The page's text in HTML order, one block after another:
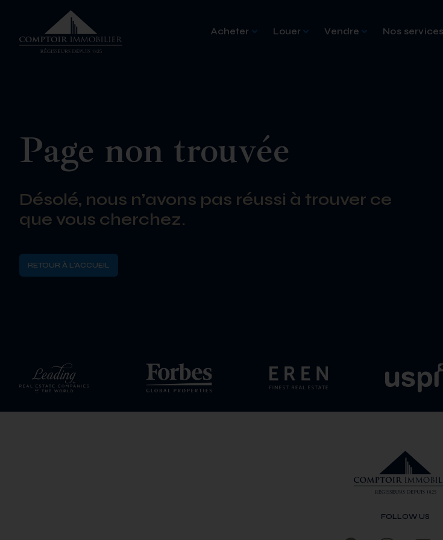
Acheter Louer Vendre Nos services
Page non trouvée
Désolé, nous n’avons pas réussi à trouver ce
que vous cherchez.
RETOUR À L'ACCUEIL
FOLLOW US